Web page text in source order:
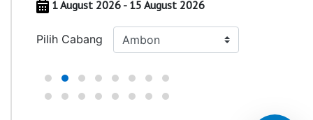
1 August 2026 - 15 August 2026
Pilih Cabang